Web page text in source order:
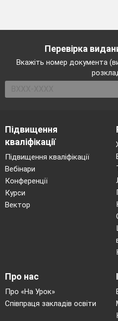
Перевірка
Вкажіть номер документа
Підвищення
кваліфікації
Підвищення кваліфікації
Вебінари
Конференції
Курси
Вектор
Про нас
Про «На Урок»
Співпраця закладів освіти